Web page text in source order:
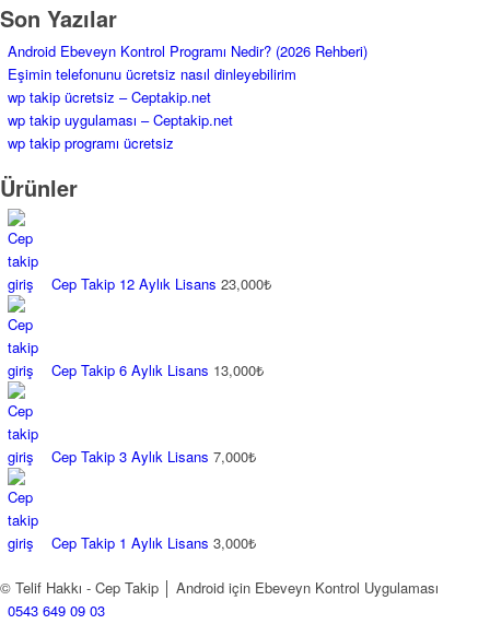
Son Yazılar
Android Ebeveyn Kontrol Programı Nedir? (2026 Rehberi)
Eşimin telefonunu ücretsiz nasıl dinleyebilirim
wp takip ücretsiz – Ceptakip.net
wp takip uygulaması – Ceptakip.net
wp takip programı ücretsiz
Ürünler
Cep Takip 12 Aylık Lisans 23,000₺
Cep Takip 6 Aylık Lisans 13,000₺
Cep Takip 3 Aylık Lisans 7,000₺
Cep Takip 1 Aylık Lisans 3,000₺
© Telif Hakkı - Cep Takip │ Android için Ebeveyn Kontrol Uygulaması
0543 649 09 03